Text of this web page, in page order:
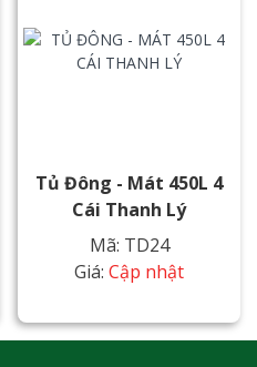
Tủ Đông - Mát 450L 4
Cái Thanh Lý
Mã: TD24
Giá: Cập nhật